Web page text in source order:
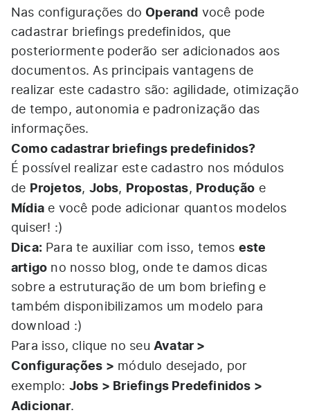
Nas configurações do Operand você pode
cadastrar briefings predefinidos, que
posteriormente poderão ser adicionados aos
documentos. As principais vantagens de
realizar este cadastro são: agilidade, otimização
de tempo, autonomia e padronização das
informações.
Como cadastrar briefings predefinidos?
É possível realizar este cadastro nos módulos
de Projetos, Jobs, Propostas, Produção e
Mídia e você pode adicionar quantos modelos
quiser! :)
Dica: Para te auxiliar com isso, temos este
artigo no nosso blog, onde te damos dicas
sobre a estruturação de um bom briefing e
também disponibilizamos um modelo para
download :)
Para isso, clique no seu Avatar >
Configurações > módulo desejado, por
exemplo: Jobs > Briefings Predefinidos >
Adicionar.